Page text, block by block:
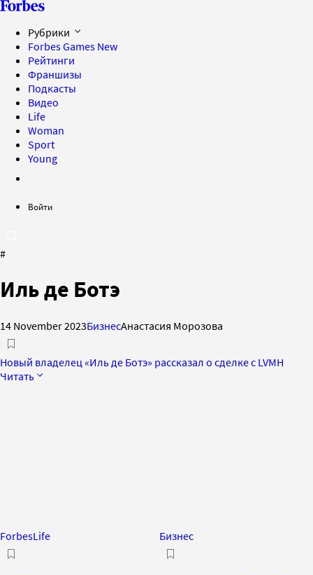
Рубрики
Forbes Games New
Рейтинги
Франшизы
Подкасты
Видео
Life
Woman
Sport
Young
Войти
#
Иль де Ботэ
14 November 2023БизнесАнастасия Морозова
Новый владелец «Иль де Ботэ» рассказал о сделке с LVMH
Читать
ForbesLife Бизнес